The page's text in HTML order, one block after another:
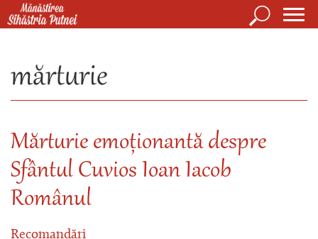
Mergi la conţinutul principal
Căutare
mărturie
Mărturie emoționantă despre
Sfântul Cuvios Ioan Iacob
Românul
Recomandări